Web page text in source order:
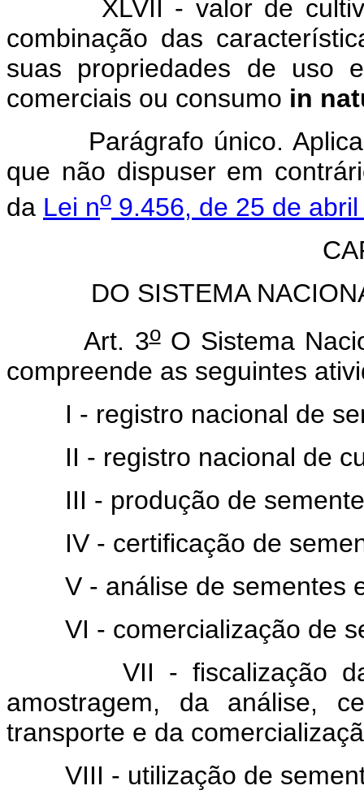
XLVII - valor de cultivo
combinação das
suas propriedades de uso
comerciais ou consumo in
Parágrafo único.
que não dispuser em
da Lei no 9.456, de 25 de
DO SISTEMA
Art. 3oO Sistema
compreende as seguintes
I - registro nacional de
II - registro nacional de
III - produção de
IV - certificação de
V - análise de sementes
VI - comercialização de
VII - fiscalização da
amostragem, da análise,
transporte e da
VIII - utilização de